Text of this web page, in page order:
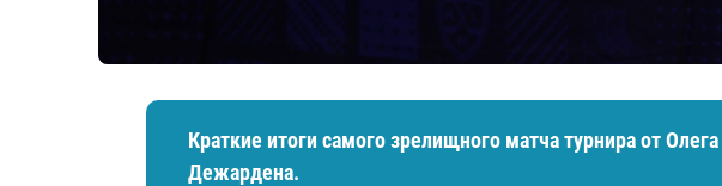
Краткие итоги самого зрелищного матча турнира от
Дежардена.